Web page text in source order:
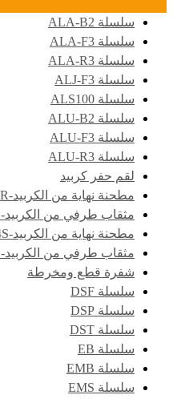
سلسلة ALA-B2
سلسلة ALA-F3
سلسلة ALA-R3
سلسلة ALJ-F3
سلسلة ALS100
سلسلة ALU-B2
سلسلة ALU-F3
سلسلة ALU-R3
لقم حفر كربيد
مطحنة نهاية من الكربيد-ST100-4R
مثقاب طرفي من الكربيد-ST100-4RL
مطحنة نهاية من الكربيد-ST100-4S
مثقاب طرفي من الكربيد-ST100-4SL
شفرة قطع ومخرطة
سلسلة DSF
سلسلة DSP
سلسلة DST
سلسلة EB
سلسلة EMB
سلسلة EMS